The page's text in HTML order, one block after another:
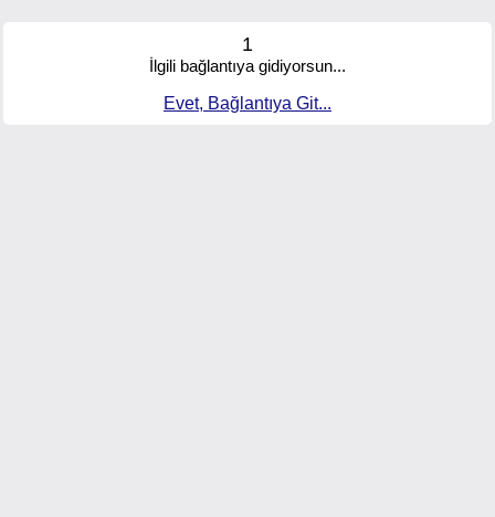
1
İlgili bağlantıya gidiyorsun...
Evet, Bağlantıya Git...